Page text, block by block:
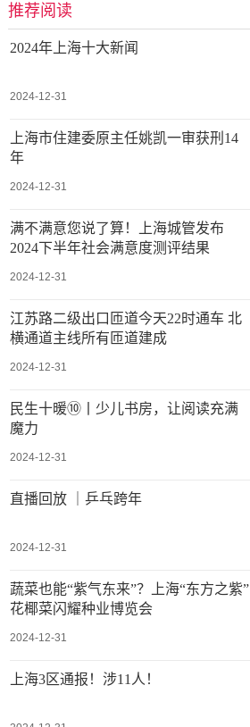
推荐阅读
2024年上海十大新闻
2024-12-31
上海市住建委原主任姚凯一审获刑14
年
2024-12-31
满不满意您说了算！上海城管发布
2024下半年社会满意度测评结果
2024-12-31
江苏路二级出口匝道今天22时通车 北
横通道主线所有匝道建成
2024-12-31
民生十暖⑩丨少儿书房，让阅读充满
魔力
2024-12-31
直播回放 ｜乒乓跨年
2024-12-31
蔬菜也能“紫气东来”？上海“东方之紫”
花椰菜闪耀种业博览会
2024-12-31
上海3区通报！涉11人！